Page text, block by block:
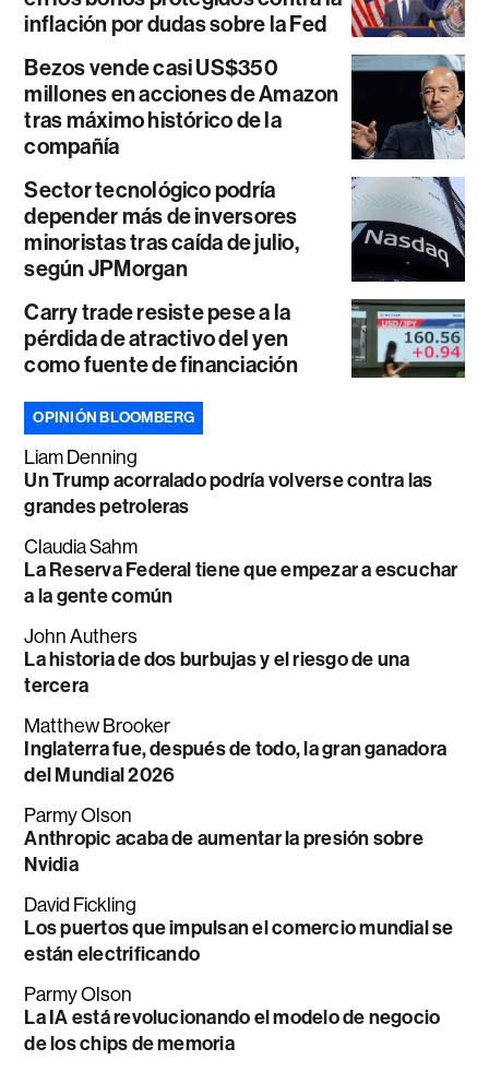
inflación por dudas sobre la Fed
Bezos vende casi US$350
millones en acciones de Amazon
tras máximo histórico de la
compañía
Sector tecnológico podría
depender más de inversores
minoristas tras caída de julio,
según JPMorgan
Carry trade resiste pese a la
pérdida de atractivo del yen
como fuente de financiación
OPINIÓN BLOOMBERG
Liam Denning
Un Trump acorralado podría volverse contra las
grandes petroleras
Claudia Sahm
La Reserva Federal tiene que empezar a escuchar
a la gente común
John Authers
La historia de dos burbujas y el riesgo de una
tercera
Matthew Brooker
Inglaterra fue, después de todo, la gran ganadora
del Mundial 2026
Parmy Olson
Anthropic acaba de aumentar la presión sobre
Nvidia
David Fickling
Los puertos que impulsan el comercio mundial se
están electrificando
Parmy Olson
La IA está revolucionando el modelo de negocio
de los chips de memoria